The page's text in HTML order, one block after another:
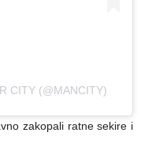
CITY (@MANCITY)
zakopali ratne sekire i